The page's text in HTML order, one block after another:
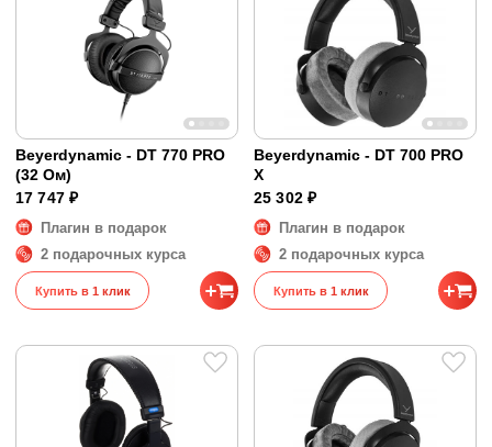
Beyerdynamic - DT 770 PRO
(32 Ом)
17 747 ₽
Плагин в подарок
2 подарочных курса
Купить в 1 клик
Beyerdynamic - DT 700 PRO
X
25 302 ₽
Плагин в подарок
2 подарочных курса
Купить в 1 клик